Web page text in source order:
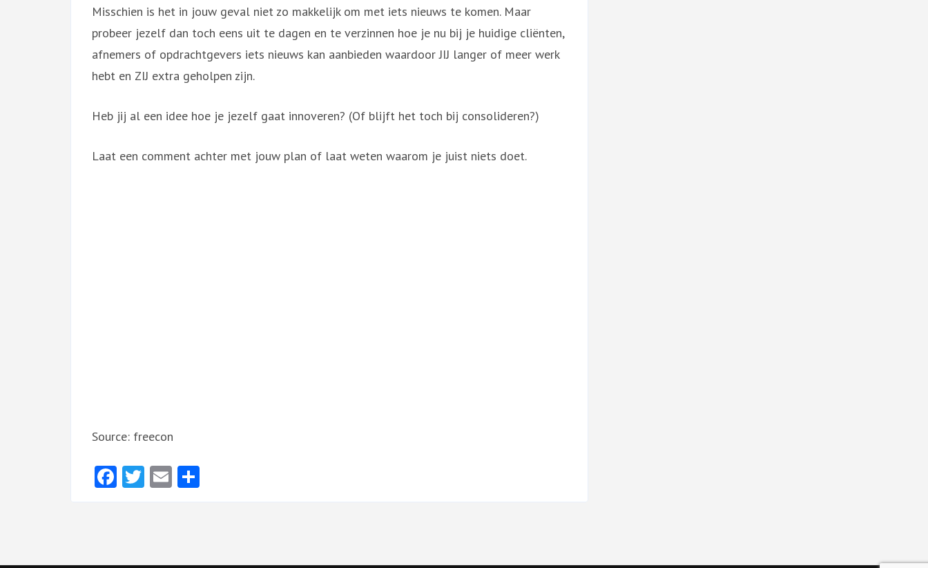
Misschien is het in jouw geval niet zo makkelijk om met iets nieuws te komen. Maar
probeer jezelf dan toch eens uit te dagen en te verzinnen hoe je nu bij je huidige cliënten,
afnemers of opdrachtgevers iets nieuws kan aanbieden waardoor JIJ langer of meer werk
hebt en ZIJ extra geholpen zijn.
Heb jij al een idee hoe je jezelf gaat innoveren? (Of blijft het toch bij consolideren?)
Laat een comment achter met jouw plan of laat weten waarom je juist niets doet.
Source: freecon
Facebook
Twitter
Email